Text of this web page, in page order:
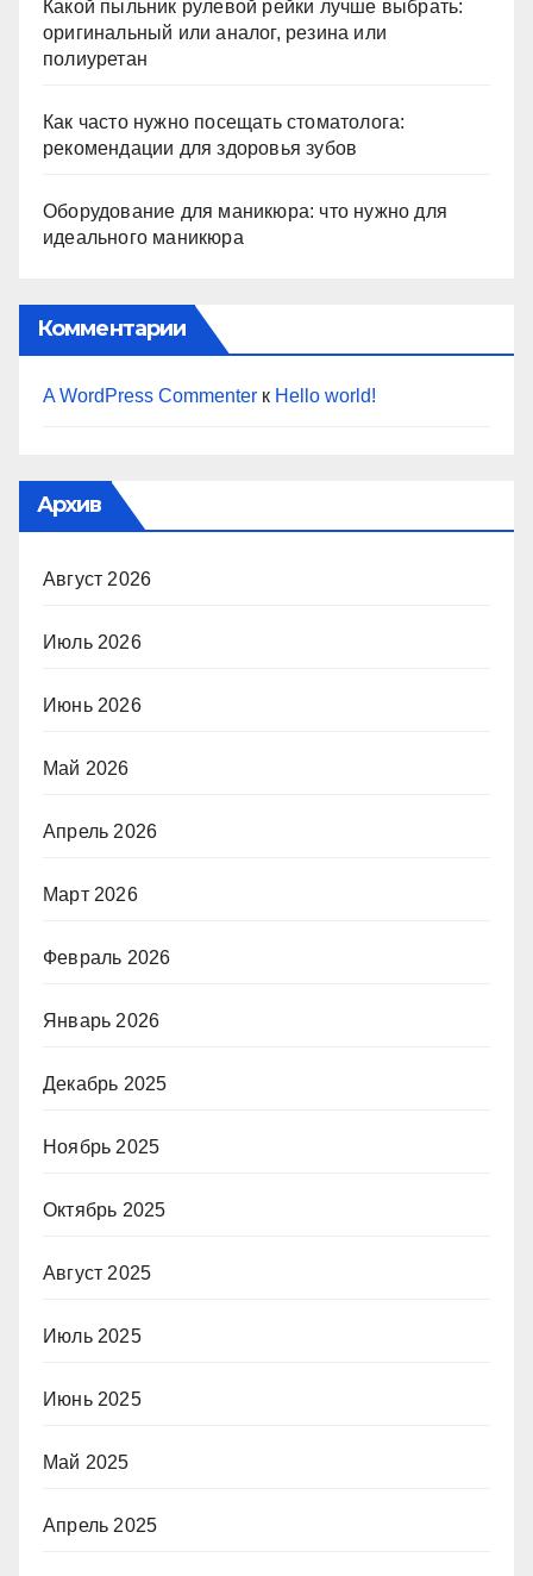
Какой пыльник рулевой рейки лучше выбрать:
оригинальный или аналог, резина или
полиуретан
Как часто нужно посещать стоматолога:
рекомендации для здоровья зубов
Оборудование для маникюра: что нужно для
идеального маникюра
Комментарии
A WordPress Commenter к Hello world!
Архив
Август 2026
Июль 2026
Июнь 2026
Май 2026
Апрель 2026
Март 2026
Февраль 2026
Январь 2026
Декабрь 2025
Ноябрь 2025
Октябрь 2025
Август 2025
Июль 2025
Июнь 2025
Май 2025
Апрель 2025